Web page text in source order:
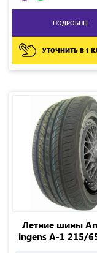
ПОДРОБНЕЕ
УТОЧНИТЬ В 1
Летние шины
ingens A-1 215/